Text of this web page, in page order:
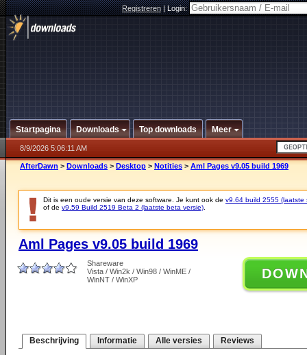
Registreren|Login:
Startpagina Downloads Top downloads Meer
8/9/2026 5:06:11 AM
AfterDawn > Downloads > Desktop > Notities > Aml Pages v9.05 build 1969
Dit is een oude versie van deze software. Je kunt ook de v9.64 build 2555 (laatste
of de v9.59 Build 2519 Beta 2 (laatste beta versie)
Aml Pages v9.05 build 1969
Shareware
Vista / Win2k / Win98 / WinME /
WinNT / WinXP
Beschrijving Informatie Alle versies Reviews